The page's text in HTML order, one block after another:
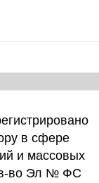
в сфере
и массовых
во Эл № ФС